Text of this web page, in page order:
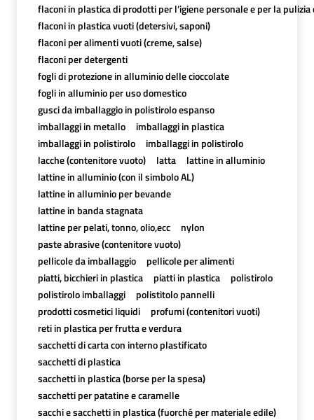
flaconi in plastica di prodotti per l’igiene personale e per la pulizia
flaconi in plastica vuoti (detersivi, saponi)
flaconi per alimenti vuoti (creme, salse)
flaconi per detergenti
fogli di protezione in alluminio delle cioccolate
fogli in alluminio per uso domestico
gusci da imballaggio in polistirolo espanso
imballaggi in metallo
imballaggi in plastica
imballaggi in polistirolo
imballaggi in polistirolo
lacche (contenitore vuoto)
latta
lattine in alluminio
lattine in alluminio (con il simbolo AL)
lattine in alluminio per bevande
lattine in banda stagnata
lattine per pelati, tonno, olio,ecc
nylon
paste abrasive (contenitore vuoto)
pellicole da imballaggio
pellicole per alimenti
piatti, bicchieri in plastica
piatti in plastica
polistirolo
polistirolo imballaggi
polistitolo pannelli
prodotti cosmetici liquidi
profumi (contenitori vuoti)
reti in plastica per frutta e verdura
sacchetti di carta con interno plastificato
sacchetti di plastica
sacchetti in plastica (borse per la spesa)
sacchetti per patatine e caramelle
sacchi e sacchetti in plastica (fuorché per materiale edile)